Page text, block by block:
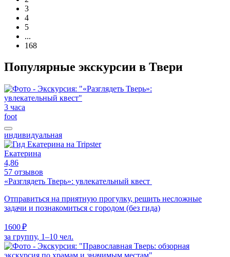
3
4
5
...
168
Популярные экскурсии в Твери
3 часа
foot
индивидуальная
Екатерина
4,86
57 отзывов
«Разглядеть Тверь»: увлекательный квест
Отправиться на приятную прогулку, решить несложные
задачи и познакомиться с городом (без гида)
1600 ₽
за группу, 1–10 чел.